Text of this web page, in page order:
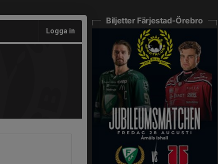
Logga in
Biljetter Färjestad-Örebro